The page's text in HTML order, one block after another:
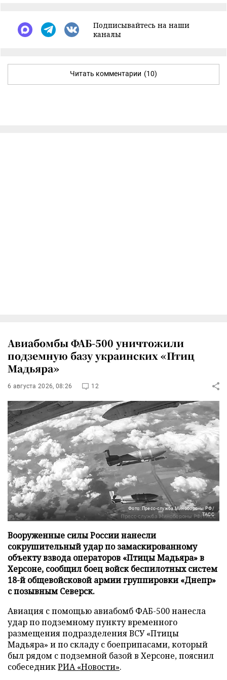
Подписывайтесь на наши
каналы
Читать комментарии (10)
Авиабомбы ФАБ-500 уничтожили
подземную базу украинских «Птиц
Мадьяра»
6 августа 2026, 08:26 12
Фото: Пресс-служба Минобороны РФ/
ТАСС
Вооруженные силы России нанесли
сокрушительный удар по замаскированному
объекту взвода операторов «Птицы Мадьяра» в
Херсоне, сообщил боец войск беспилотных систем
18-й общевойсковой армии группировки «Днепр»
с позывным Северск.
Авиация с помощью авиабомб ФАБ-500 нанесла
удар по подземному пункту временного
размещения подразделения ВСУ «Птицы
Мадьяра» и по складу с боеприпасами, который
был рядом с подземной базой в Херсоне, пояснил
собеседникРИА «Новости».